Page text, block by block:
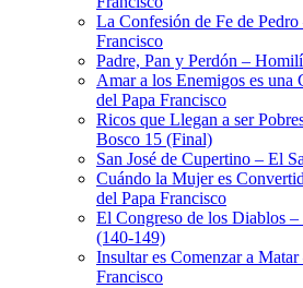
La Confesión de Fe de
Francisco
Padre, Pan y Perdón –
Amar a los Enemigos es
del Papa Francisco
Ricos que Llegan a ser
Bosco 15 (Final)
San José de Cupertino – El
Cuándo la Mujer es
del Papa Francisco
El Congreso de los Diablos
(140-149)
Insultar es Comenzar a
Francisco